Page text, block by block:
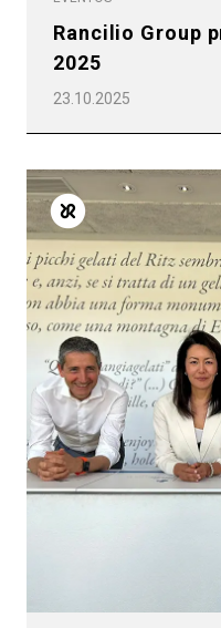
Rancilio Group
2025
23.10.2025